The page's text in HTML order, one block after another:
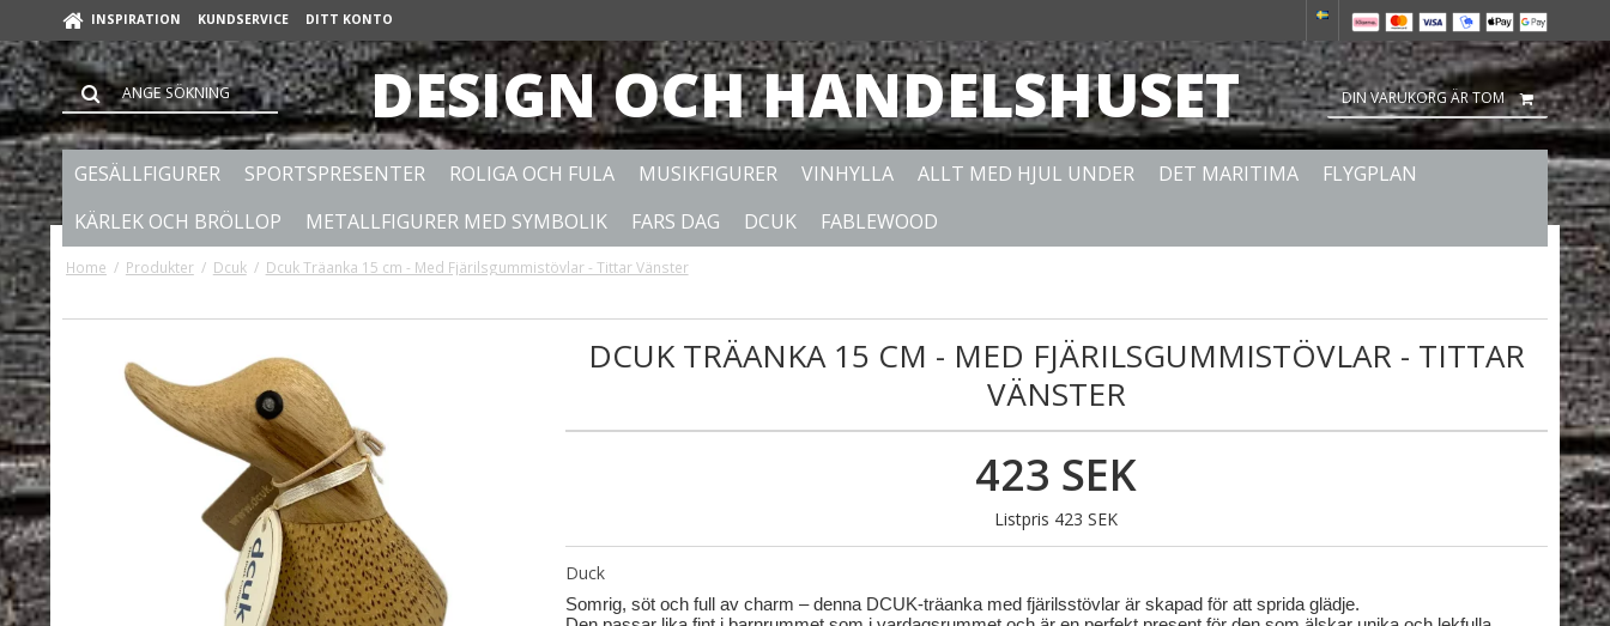
INSPIRATION KUNDSERVICE DITT KONTO
DESIGN OCH HANDELSHUSET DIN VARUKORG ÄR TOM
GESÄLLFIGURER SPORTSPRESENTER ROLIGA OCH FULA MUSIKFIGURER VINHYLLA ALLT MED HJUL UNDER DET MARITIMA
FLYGPLAN
KÄRLEK OCH BRÖLLOP
METALLFIGURER MED SYMBOLIK FARS DAG DCUK FABLEWOOD
Home / Produkter / Dcuk / Dcuk Träanka 15 cm - Med Fjärilsgummistövlar - Tittar Vänster
DCUK TRÄANKA 15 CM - MED FJÄRILSGUMMISTÖVLAR - TITTAR
VÄNSTER
423 SEK
Listpris 423 SEK
Duck
Somrig, söt och full av charm – denna DCUK-träanka med fjärilsstövlar är skapad för att sprida glädje.